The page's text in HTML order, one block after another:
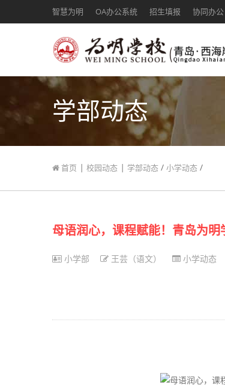
智慧为明 OA办公系统 招生填报 协同办公
学部动态
首页 | 校园动态 | 学部动态 / 小学动态 /
母语润心，课程赋能！青岛为明
小学部 王芸（语文） 小学动态